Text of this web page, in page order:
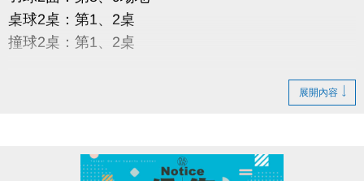
桌球2桌：第1、2桌
撞球2桌：第1、2桌
撞球1桌：第1桌
展開內容